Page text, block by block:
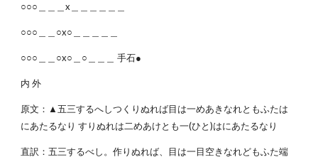
○○○＿＿＿x＿＿＿＿＿＿
○○○＿＿○x○＿＿＿＿＿
○○○＿＿○x○＿○＿＿＿ 手石●
内 外
原文：▲五三するへしつくりぬれば目は一めあきなれともふたは
にあたるなり すりぬれは二めあけとも一(ひと)はにあたるなり
直訳：五三するべし。作りぬれば、目は一目空きなれどもふた端